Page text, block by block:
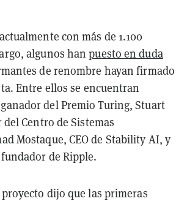
con más de 1.100
algunos hanpuesto en duda
de renombre hayan firmado
Entre ellos se encuentran
del Premio Turing, Stuart
Centro de Sistemas
Mostaque, CEO de Stability AI, y
de Ripple.
dijo que las primeras